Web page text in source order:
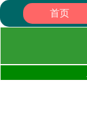
首页